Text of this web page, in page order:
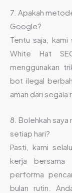
7. Apakah
Google?
Tentu saja,
White Hat
menggunakan
bot ilegal
aman dari segala
8. Bolehkah saya
setiap hari?
Pasti, kami
kerja bersama
performa
bulan rutin.